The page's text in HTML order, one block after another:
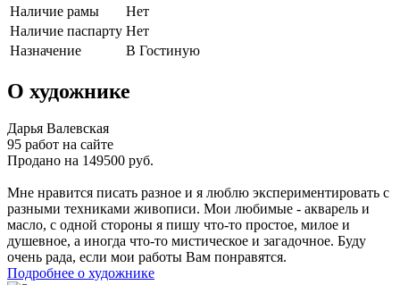
Наличие рамы
Нет
Наличие паспарту Нет
Назначение
В Гостиную
О художнике
Дарья Валевская
95 работ на сайте
Продано на 149500 руб.
Мне нравится писать разное и я люблю экспериментировать с
разными техниками живописи. Мои любимые - акварель и
масло, с одной стороны я пишу что-то простое, милое и
душевное, а иногда что-то мистическое и загадочное. Буду
очень рада, если мои работы Вам понравятся.
Подробнее о художнике